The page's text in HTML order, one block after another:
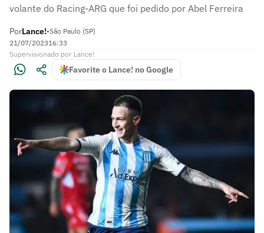
volante do Racing-ARG que foi pedido por Abel Ferreira
PorLance!•São Paulo (SP)
21/07/202316:33
Supervisionado por Lance!
Favorite o Lance! no Google